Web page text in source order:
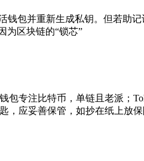
钱包并重新生成私钥。但若助
为区块链的“锁芯”
专注比特币，单链且老派；
，应妥善保管，如抄在纸上放